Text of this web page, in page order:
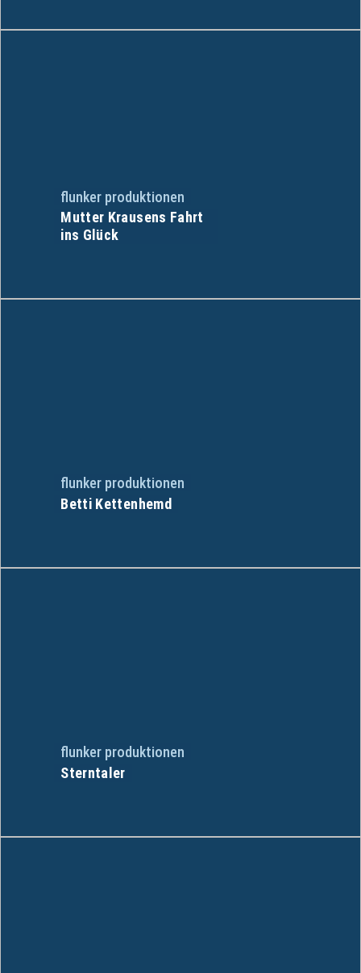
flunker produktionen
Mutter Krausens Fahrt
ins Glück
flunker produktionen
Betti Kettenhemd
flunker produktionen
Sterntaler